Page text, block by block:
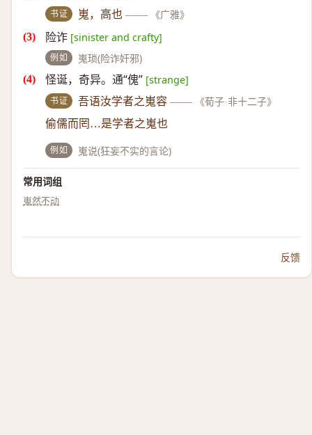
书证 嵬，高也 —— 《广雅》
险诈 [sinister and crafty]
例如 嵬琐(险诈奸邪)
怪诞，奇异。通“傀” [strange]
书证 吾语汝学者之嵬容 —— 《荀子·非十二子》
偷儒而罔…是学者之嵬也
例如 嵬说(狂妄不实的言论)
常用词组
嵬然不动
反馈